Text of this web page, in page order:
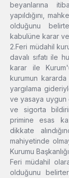
beyanlarına
yapıldığını,
olduğunu
kabulüne karar
2.Feri müdahil
davalı sıfatı ile
karar ile
kurumun
yargılama
ve yasaya uygun
ve sigorta
primine esas
dikkate
mahiyetinde
Kurumu
Feri müdahil
olduğunu